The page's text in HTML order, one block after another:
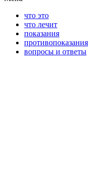
что это
что лечит
показания
противопоказания
вопросы и ответы